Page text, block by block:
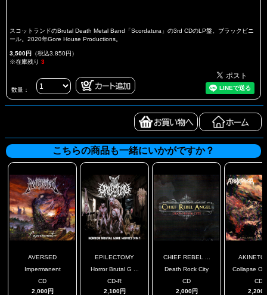
スコットランドのBrutal Death Metal Band「Scordatura」の3rd CDのLP盤。ブラックビニ
ール。2020年Gore House Productions。
3,500円 （税込3,850円）
※在庫残り 3
数量：
こちらの商品も一緒にいかがですか？
AVERSED
Impermanent
CD
2,000円
EPILECTOMY
Horror Brutal G ...
CD-R
2,100円
CHIEF REBEL ...
Death Rock City
CD
2,000円
Collapse Of
CD
2,200